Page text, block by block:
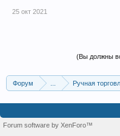
25 окт 2021
(Вы должны
Форум Ручная
Forum software by XenForo™